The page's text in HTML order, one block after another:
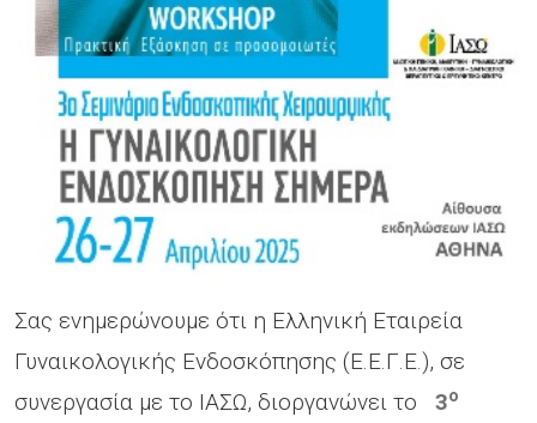
Σας ενημερώνουμε ότι η Ελληνική Εταιρεία
Γυναικολογικής Ενδοσκόπησης (Ε.Ε.Γ.Ε.), σε
συνεργασία με το ΙΑΣΩ, διοργανώνει το 3ο